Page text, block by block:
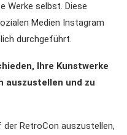
Werke selbst. Diese
Medien Instagram
durchgeführt.
Ihre Kunstwerke
auszustellen und zu
RetroCon auszustellen,